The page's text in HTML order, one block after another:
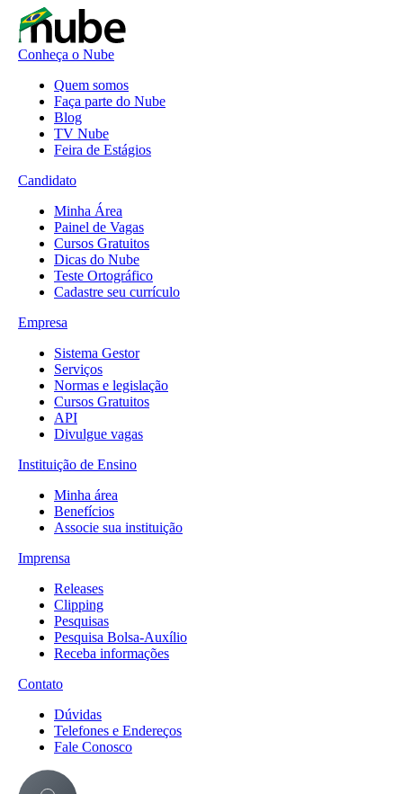
Conheça o Nube
Quem somos
Faça parte do Nube
Blog
TV Nube
Feira de Estágios
Candidato
Minha Área
Painel de Vagas
Cursos Gratuitos
Dicas do Nube
Teste Ortográfico
Cadastre seu currículo
Empresa
Sistema Gestor
Serviços
Normas e legislação
Cursos Gratuitos
API
Divulgue vagas
Instituição de Ensino
Minha área
Benefícios
Associe sua instituição
Imprensa
Releases
Clipping
Pesquisas
Pesquisa Bolsa-Auxílio
Receba informações
Contato
Dúvidas
Telefones e Endereços
Fale Conosco